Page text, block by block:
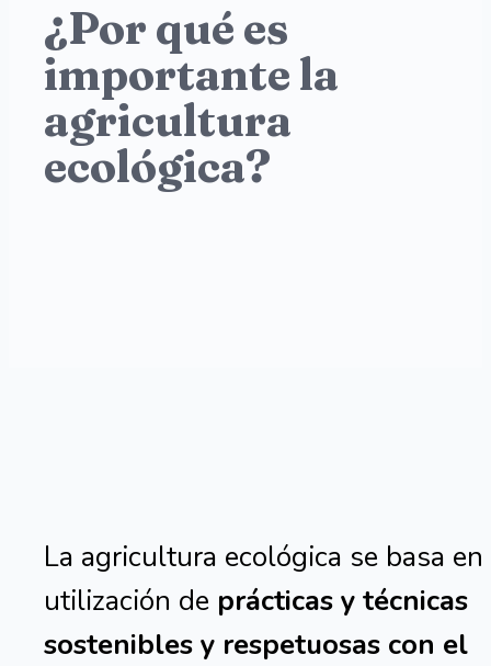
¿Por qué es
importante la
agricultura
ecológica?
La agricultura ecológica se basa
utilización de prácticas y técnicas
sostenibles y respetuosas con el